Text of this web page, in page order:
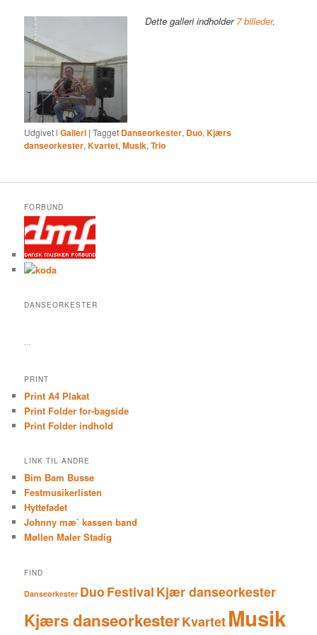
Dette galleri indholder 7 billeder.
Udgivet i Galleri |Tagget Danseorkester, Duo,Kjærs
danseorkester,Kvartet,Musik,Trio
FORBUND
DANSEORKESTER
PRINT
Print A4 Plakat
Print Folder for-bagside
Print Folder indhold
LINK TIL ANDRE
Bim Bam Busse
Festmusikerlisten
Hyttefadet
Johnny mæ` kassen band
Møllen Maler Stadig
FIND
Danseorkester Duo Festival Kjær danseorkester
Kjærs danseorkesterKvartet Musik